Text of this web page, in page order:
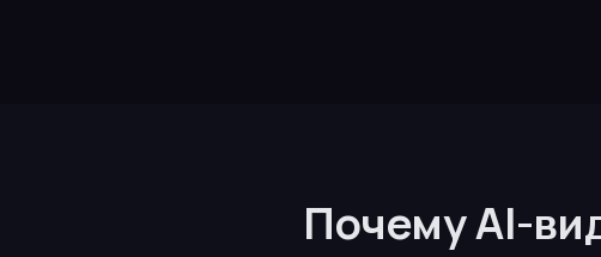
Почему AI-